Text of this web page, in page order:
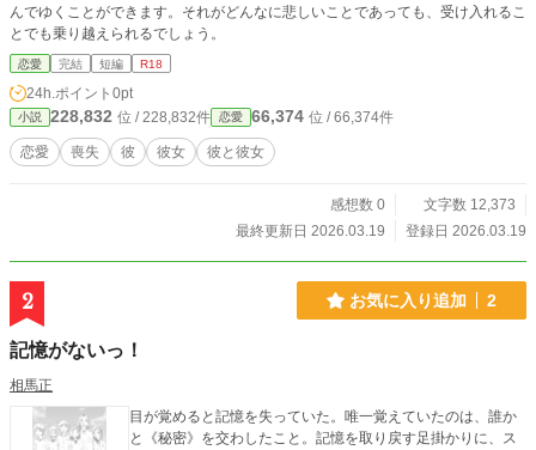
んでゆくことができます。それがどんなに悲しいことであっても、受け入れるこ
とでも乗り越えられるでしょう。
恋愛 完結 短編 R18
24h.ポイント 0pt
小説 228,832 位 / 228,832件 恋愛 66,374 位 / 66,374件
恋愛 喪失 彼 彼女 彼と彼女
感想数 0
文字数 12,373
最終更新日 2026.03.19
登録日 2026.03.19
2 お気に入り追加 2
記憶がないっ！
相馬正
目が覚めると記憶を失っていた。唯一覚えていたのは、誰か
と《秘密》を交わしたこと。記憶を取り戻す足掛かりに、ス